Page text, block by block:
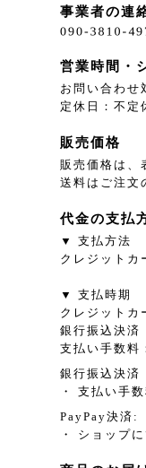
事業者の連
営業時間・
お問い合わ
定休日：不定
販売価格
販売価格は、
送料はご注文
代金の支払
▼ 支払方法
クレジットカ
▼ 支払時期
クレジットカ
銀行振込決済
支払い手数料
銀行振込決済
・ 支払い手
PayPay決済:
・ ショップ